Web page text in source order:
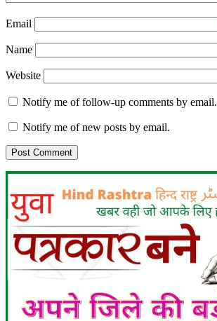
Email
Name
Website
Notify me of follow-up comments by email.
Notify me of new posts by email.